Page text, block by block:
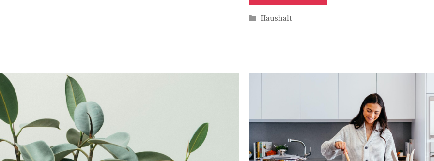
Kategorien
Haushalt